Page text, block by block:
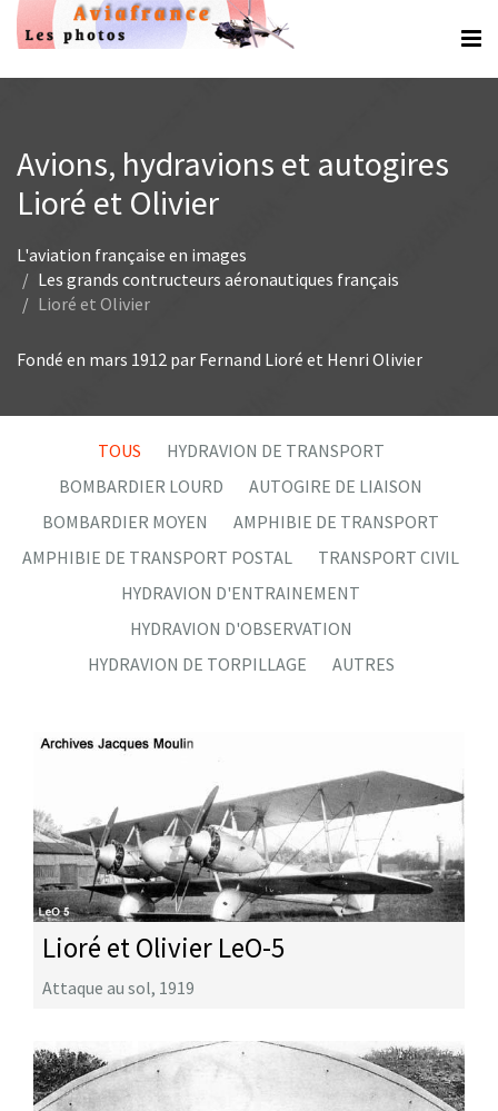
Avions, hydravions et autogires
Lioré et Olivier
L'aviation française en images
Les grands contructeurs aéronautiques français
Lioré et Olivier
Fondé en mars 1912 par Fernand Lioré et Henri Olivier
TOUS
HYDRAVION DE TRANSPORT
BOMBARDIER LOURD
AUTOGIRE DE LIAISON
BOMBARDIER MOYEN
AMPHIBIE DE TRANSPORT
AMPHIBIE DE TRANSPORT POSTAL
TRANSPORT CIVIL
HYDRAVION D'ENTRAINEMENT
HYDRAVION D'OBSERVATION
HYDRAVION DE TORPILLAGE
AUTRES
Lioré et Olivier LeO-5
Attaque au sol, 1919